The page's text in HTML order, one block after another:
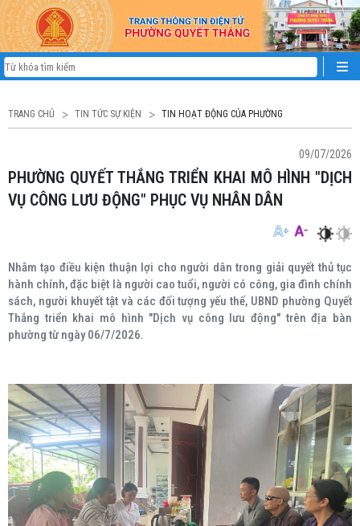
TRANG CHỦ TIN TỨC SỰ KIỆN TIN HOẠT ĐỘNG CỦA PHƯỜNG
09/07/2026
PHƯỜNG QUYẾT THẮNG TRIỂN KHAI MÔ HÌNH "DỊCH
VỤ CÔNG LƯU ĐỘNG" PHỤC VỤ NHÂN DÂN
Nhằm tạo điều kiện thuận lợi cho người dân trong giải quyết thủ tục
hành chính, đặc biệt là người cao tuổi, người có công, gia đình chính
sách, người khuyết tật và các đối tượng yếu thế, UBND phường Quyết
Thắng triển khai mô hình "Dịch vụ công lưu động" trên địa bàn
phường từ ngày 06/7/2026.